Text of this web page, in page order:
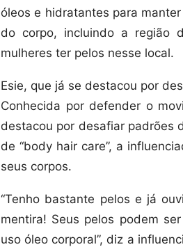
óleos e hidratantes para
do corpo, incluindo a região
mulheres ter pelos nesse local.
Esie, que já se destacou por
Conhecida por defender o
destacou por desafiar padrões
de “body hair care”, a
seus corpos.
“Tenho bastante pelos e já
mentira! Seus pelos podem
uso óleo corporal”, diz a